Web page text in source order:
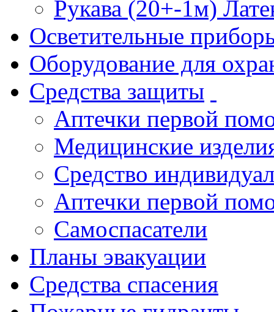
Рукава (20+-1м)
Осветительные
Оборудование для
Средства защиты
Аптечки первой
Медицинские
Средство
Аптечки первой
Самоспасатели
Планы эвакуации
Средства спасения